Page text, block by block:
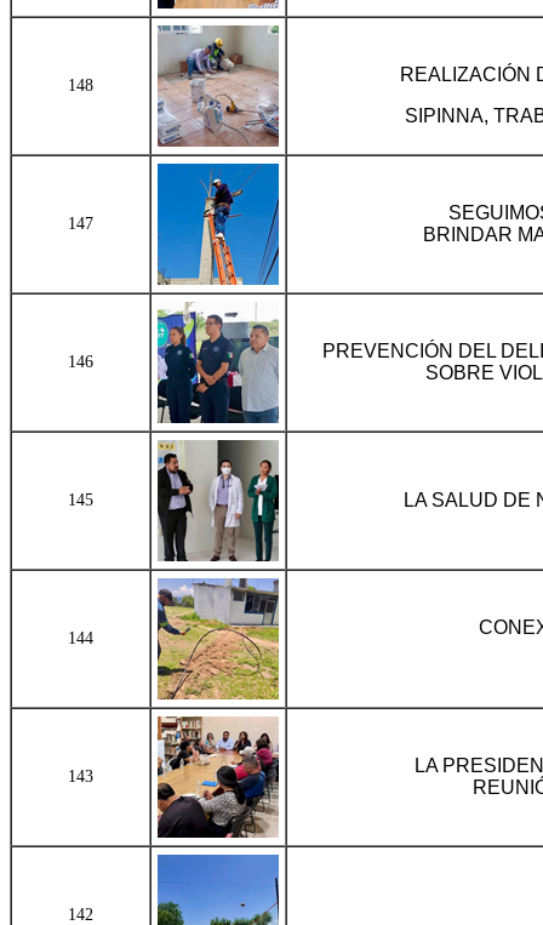
148
REALIZACIÓN
SIPINNA,
147
BRINDAR
146
PREVENCIÓN DEL
SOBRE
145 LA SALUD DE
144
143
LA
142